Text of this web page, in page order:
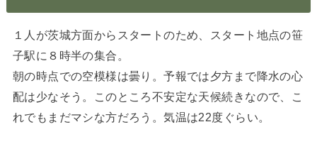
１人が茨城方面からスタートのため、スタート地点の笹
子駅に８時半の集合。
朝の時点での空模様は曇り。予報では夕方まで降水の心
配は少なそう。このところ不安定な天候続きなので、こ
れでもまだマシな方だろう。気温は22度ぐらい。